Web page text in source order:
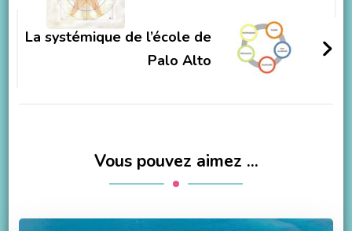
La systémique de l’école de
Palo Alto
Vous pouvez aimez ...